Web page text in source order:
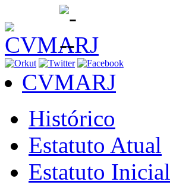
CVMARJ
Histórico
Estatuto Atual
Estatuto Inicial